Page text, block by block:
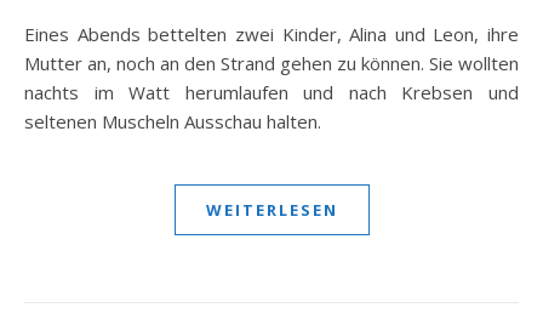
Eines Abends bettelten zwei Kinder, Alina und Leon, ihre
Mutter an, noch an den Strand gehen zu können. Sie wollten
nachts im Watt herumlaufen und nach Krebsen und
seltenen Muscheln Ausschau halten.
WEITERLESEN